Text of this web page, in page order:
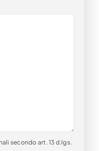
secondo art. 13 d.lgs.